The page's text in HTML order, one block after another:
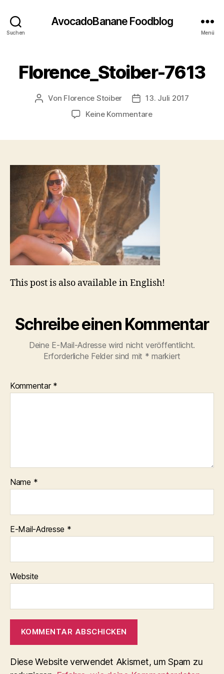
Suchen
AvocadoBanane Foodblog
Menü
Florence_Stoiber-7613
Beitragsautor
Von Florence Stoiber Veröffentlichungsdatum
13. Juli 2017
Keine Kommentarezu
This post is also available in English!
Schreibe einen Kommentar
Deine E-Mail-Adresse wird nicht veröffentlicht.
Erforderliche Felder sind mit * markiert
Kommentar *
Name *
E-Mail-Adresse *
Website
Diese Website verwendet Akismet, um Spam zu